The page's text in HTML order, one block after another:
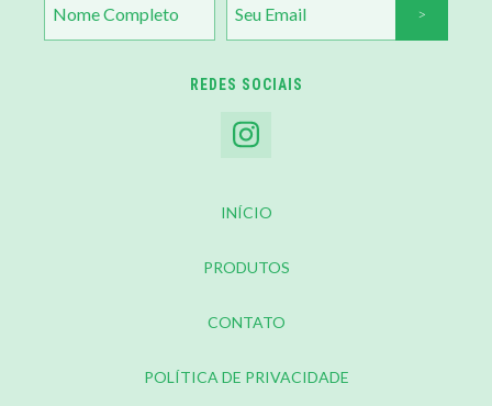
REDES SOCIAIS
INÍCIO
PRODUTOS
CONTATO
POLÍTICA DE PRIVACIDADE